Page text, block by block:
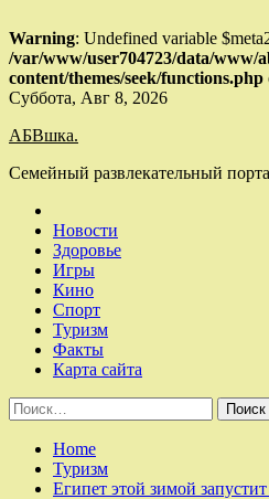
Warning: Undefined variable
/var/www/user704723/data/www/
content/themes/seek/functions.php
Skip
content
Суббота, Авг 8, 2026
АБВшка.
Семейный развлекательный
Новости
Здоровье
Игры
Кино
Спорт
Туризм
Факты
Карта сайта
Найти:
Home
Туризм
Египет этой зимой